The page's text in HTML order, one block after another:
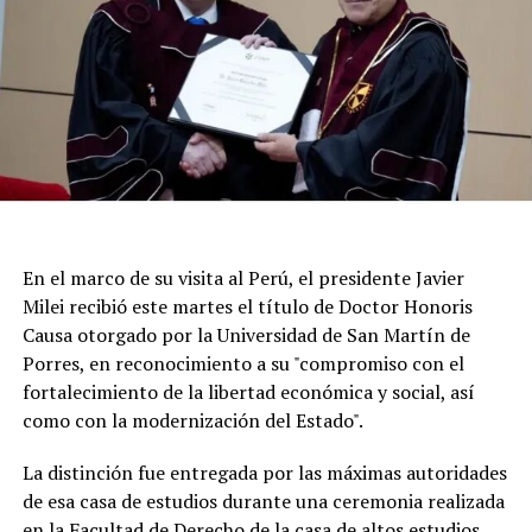
Según la reconstrucción realizada por los
Maldonado y luego se había ido hacia Punta del Este.
Un chofer de ómnibus aportó información clave al
En el marco de su visita al Perú, el presidente Javier
Milei recibió este martes el título de Doctor Honoris
Causa otorgado por la Universidad de San Martín de
Porres, en reconocimiento a su "compromiso con el
fortalecimiento de la libertad económica y social, así
como con la modernización del Estado".
La distinción fue entregada por las máximas autoridades
de esa casa de estudios durante una ceremonia realizada